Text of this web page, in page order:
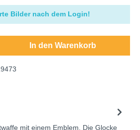
Bilder nach dem Login!
In den Warenkorb
mit einem Emblem. Die Glocke